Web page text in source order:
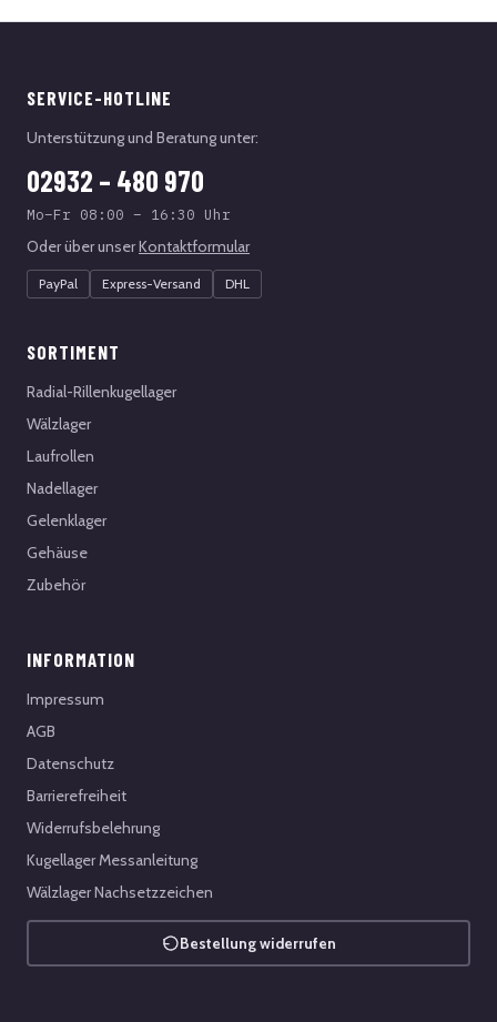
SERVICE-HOTLINE
Unterstützung und Beratung unter:
02932 – 480 970
Mo–Fr 08:00 – 16:30 Uhr
Oder über unserKontaktformular
PayPal Express-Versand DHL
SORTIMENT
Radial-Rillenkugellager
Wälzlager
Laufrollen
Nadellager
Gelenklager
Gehäuse
Zubehör
INFORMATION
Impressum
AGB
Datenschutz
Barrierefreiheit
Widerrufsbelehrung
Kugellager Messanleitung
Wälzlager Nachsetzzeichen
Bestellung widerrufen